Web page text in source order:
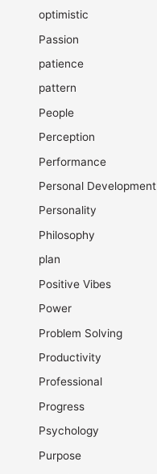
optimistic
Passion
patience
pattern
People
Perception
Performance
Personal Development
Personality
Philosophy
plan
Positive Vibes
Power
Problem Solving
Productivity
Professional
Progress
Psychology
Purpose